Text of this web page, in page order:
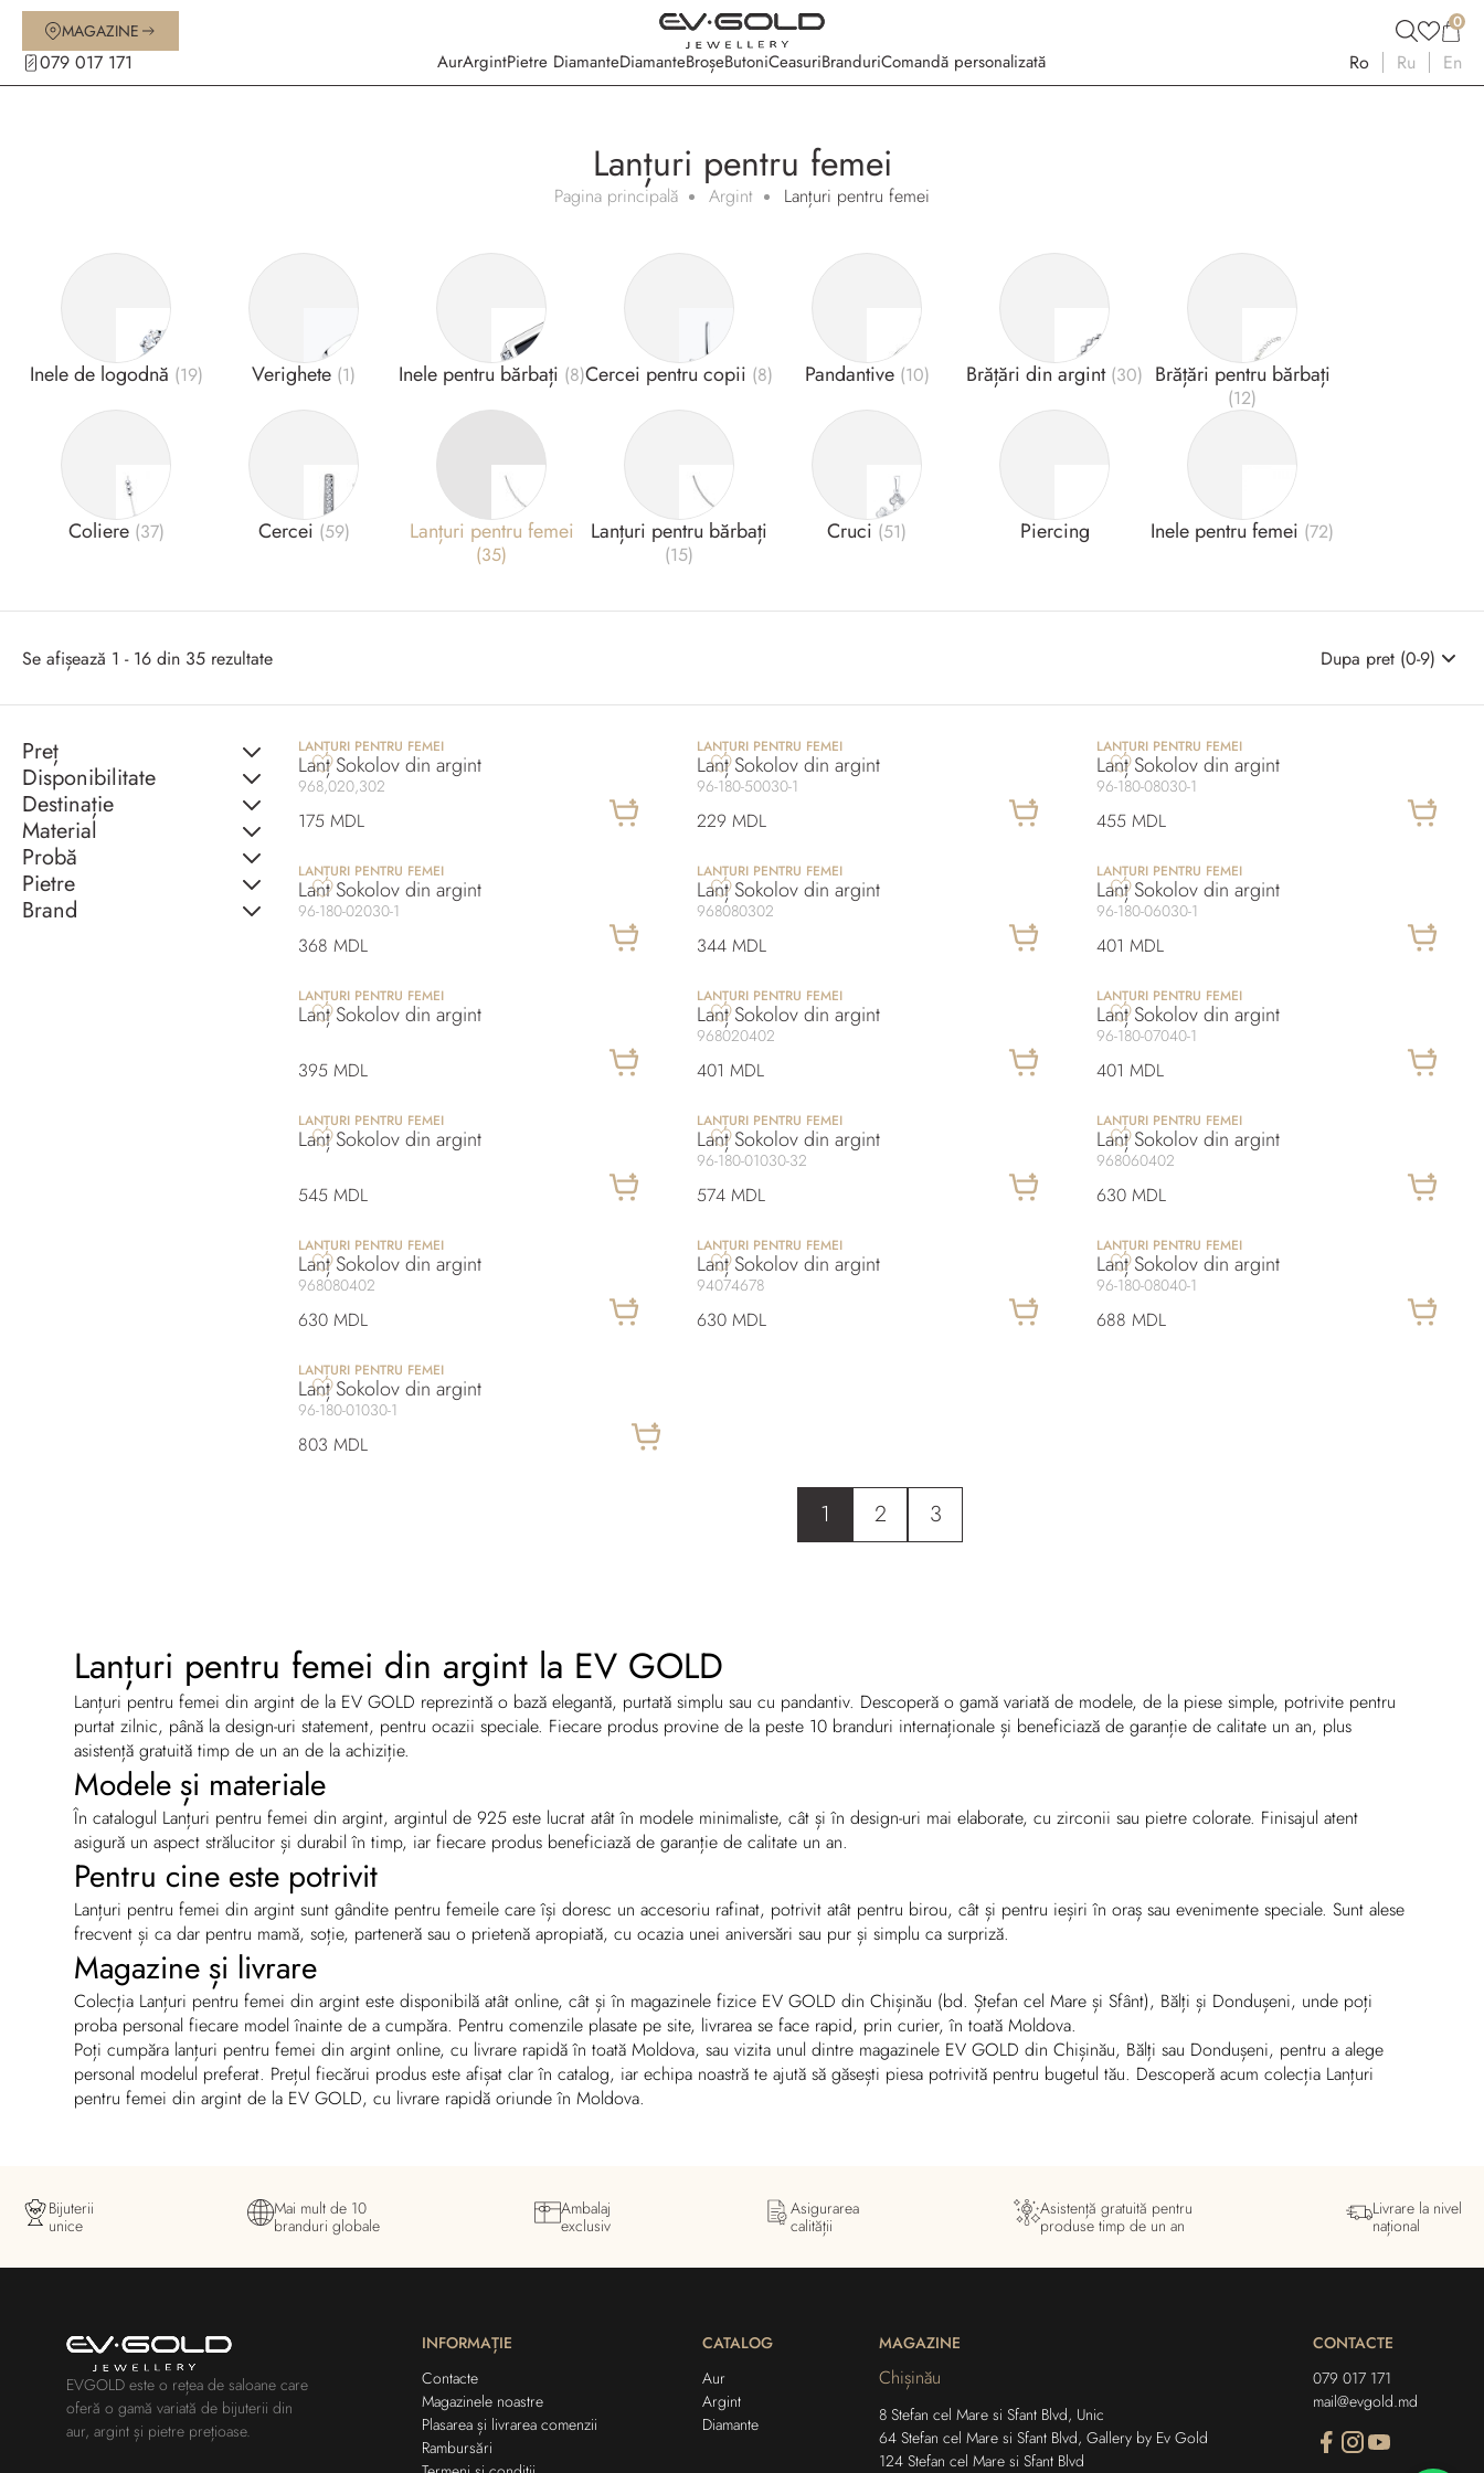
MAGAZINE 0
079 017 171 AurArgintPietre DiamanteDiamanteBroșeButoniCeasuriBranduriComandă personalizată Ro Ru En
Lanțuri pentru femei
Pagina principală Argint Lanțuri pentru femei
Inele de logodnă (19) Verighete (1) Inele pentru bărbați (8)Cercei pentru copii (8) Pandantive (10) Brățări din argint (30) Brățări pentru bărbați
(12)
Coliere (37) Cercei (59) Lanțuri pentru femei
(35)
Lanțuri pentru bărbați
(15)
Cruci (51) Piercing Inele pentru femei (72)
Se afișează 1 - 16 din 35 rezultate Dupa pret (0-9)
Preț
Disponibilitate
Destinație
Material
Probă
Pietre
Brand
LANȚURI PENTRU FEMEI
Lanț Sokolov din argint
968,020,302
175 MDL
LANȚURI PENTRU FEMEI
Lanț Sokolov din argint
96-180-50030-1
229 MDL
LANȚURI PENTRU FEMEI
Lanț Sokolov din argint
96-180-08030-1
455 MDL
LANȚURI PENTRU FEMEI
Lant Sokolov din argint
96-180-02030-1
368 MDL
LANȚURI PENTRU FEMEI
Lanț Sokolov din argint
968080302
344 MDL
LANȚURI PENTRU FEMEI
Lanț Sokolov din argint
96-180-06030-1
401 MDL
LANȚURI PENTRU FEMEI
Lanț Sokolov din argint
395 MDL
LANȚURI PENTRU FEMEI
Lanț Sokolov din argint
968020402
401 MDL
LANȚURI PENTRU FEMEI
Lanț Sokolov din argint
96-180-07040-1
401 MDL
LANȚURI PENTRU FEMEI
Lanț Sokolov din argint
545 MDL
LANȚURI PENTRU FEMEI
Lanț Sokolov din argint
96-180-01030-32
574 MDL
LANȚURI PENTRU FEMEI
Lanț Sokolov din argint
968060402
630 MDL
LANȚURI PENTRU FEMEI
Lanț Sokolov din argint
968080402
630 MDL
LANȚURI PENTRU FEMEI
Lanț Sokolov din argint
94074678
630 MDL
LANȚURI PENTRU FEMEI
Lanț Sokolov din argint
96-180-08040-1
688 MDL
LANȚURI PENTRU FEMEI
Lanț Sokolov din argint
96-180-01030-1
803 MDL
1 2 3
Lanțuri pentru femei din argint la EV GOLD
Lanțuri pentru femei din argint de la EV GOLD reprezintă o bază elegantă, purtată simplu sau cu pandantiv. Descoperă o gamă variată de modele, de la piese simple, potrivite pentru
purtat zilnic, până la design-uri statement, pentru ocazii speciale. Fiecare produs provine de la peste 10 branduri internaționale și beneficiază de garanție de calitate un an, plus
asistență gratuită timp de un an de la achiziție.
Modele și materiale
În catalogul Lanțuri pentru femei din argint, argintul de 925 este lucrat atât în modele minimaliste, cât și în design-uri mai elaborate, cu zirconii sau pietre colorate. Finisajul atent
asigură un aspect strălucitor și durabil în timp, iar fiecare produs beneficiază de garanție de calitate un an.
Pentru cine este potrivit
Lanțuri pentru femei din argint sunt gândite pentru femeile care își doresc un accesoriu rafinat, potrivit atât pentru birou, cât și pentru ieșiri în oraș sau evenimente speciale. Sunt alese
frecvent și ca dar pentru mamă, soție, parteneră sau o prietenă apropiată, cu ocazia unei aniversări sau pur și simplu ca surpriză.
Magazine și livrare
Colecția Lanțuri pentru femei din argint este disponibilă atât online, cât și în magazinele fizice EV GOLD din Chișinău (bd. Ștefan cel Mare și Sfânt), Bălți și Dondușeni, unde poți
proba personal fiecare model înainte de a cumpăra. Pentru comenzile plasate pe site, livrarea se face rapid, prin curier, în toată Moldova.
Poți cumpăra lanțuri pentru femei din argint online, cu livrare rapidă în toată Moldova, sau vizita unul dintre magazinele EV GOLD din Chișinău, Bălți sau Dondușeni, pentru a alege
personal modelul preferat. Prețul fiecărui produs este afișat clar în catalog, iar echipa noastră te ajută să găsești piesa potrivită pentru bugetul tău. Descoperă acum colecția Lanțuri
pentru femei din argint de la EV GOLD, cu livrare rapidă oriunde în Moldova.
Bijuterii
unice
Mai mult de 10
branduri globale
Ambalaj
exclusiv
Asigurarea
calității
Asistență gratuită pentru
produse timp de un an
Livrare la nivel
național
EVGOLD este o rețea de saloane care
oferă o gamă variată de bijuterii din
aur, argint și pietre prețioase.
INFORMAȚIE
Contacte
Magazinele noastre
Plasarea și livrarea comenzii
Rambursări
CATALOG
Aur
Argint
Diamante
MAGAZINE
Chișinău
8 Stefan cel Mare si Sfant Blvd, Unic
64 Stefan cel Mare si Sfant Blvd, Gallery by Ev Gold
124 Stefan cel Mare si Sfant Blvd
CONTACTE
079 017 171
mail@evgold.md